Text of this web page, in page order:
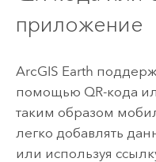
приложение
ArcGIS Earth
помощью QR-кода
таким образом
легко добавлять
или используя